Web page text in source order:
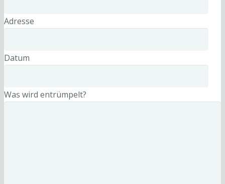
Adresse
Datum
Was wird entrümpelt?